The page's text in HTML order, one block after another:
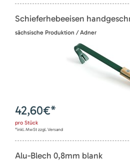
Schieferhebeeisen
sächsische Produktion / Adner
42,60€*
pro Stück
*inkl. MwSt zzgl. Versand
Alu-Blech 0,8mm blank